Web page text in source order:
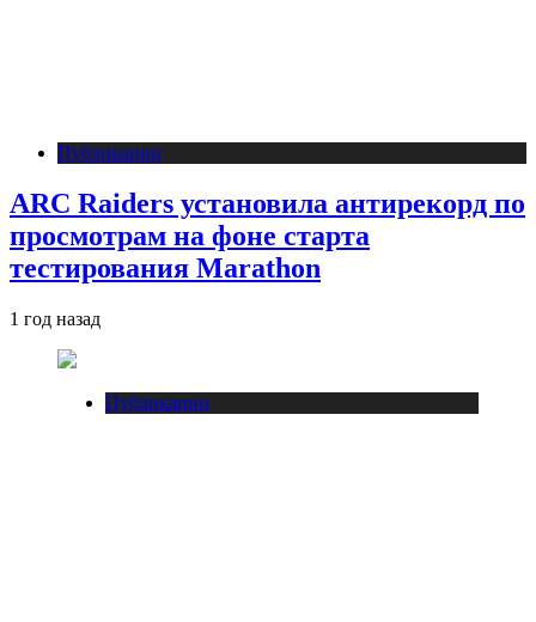
Публикации
ARC Raiders установила антирекорд по
просмотрам на фоне старта
тестирования Marathon
1 год назад
Публикации